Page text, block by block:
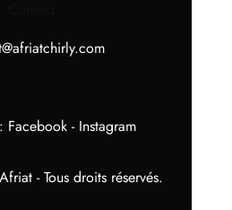
Facebook - Instagram
- Tous droits réservés.